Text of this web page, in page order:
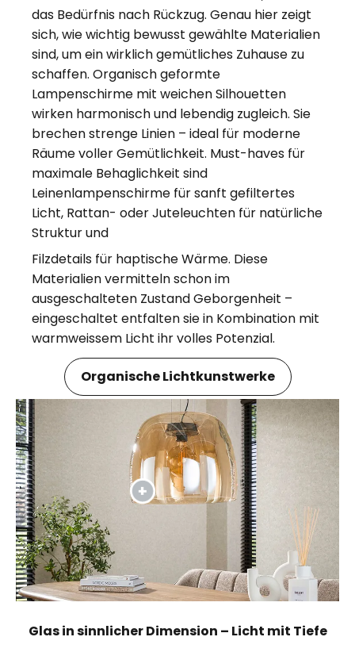
das Bedürfnis nach Rückzug. Genau hier zeigt
sich, wie wichtig bewusst gewählte Materialien
sind, um ein wirklich gemütliches Zuhause zu
schaffen. Organisch geformte
Lampenschirme mit weichen Silhouetten
wirken harmonisch und lebendig zugleich. Sie
brechen strenge Linien – ideal für moderne
Räume voller Gemütlichkeit. Must-haves für
maximale Behaglichkeit sind
Leinenlampenschirme für sanft gefiltertes
Licht, Rattan- oder Juteleuchten für natürliche
Struktur und
Filzdetails für haptische Wärme. Diese
Materialien vermitteln schon im
ausgeschalteten Zustand Geborgenheit –
eingeschaltet entfalten sie in Kombination mit
warmweissem Licht ihr volles Potenzial.
Organische Lichtkunstwerke
Glas in sinnlicher Dimension – Licht mit Tiefe